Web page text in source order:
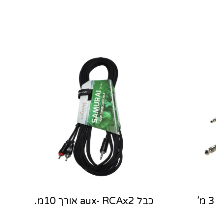
כבל AUX לPL באורך 3 מ’
כבל aux- RCAx2 אורך 10מ.